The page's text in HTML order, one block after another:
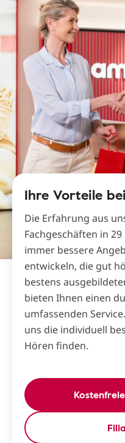
Ihre Vorteile
Die Erfahrung aus
Fachgeschäften in
immer bessere
entwickeln, die gut
bestens
bieten Ihnen einen
umfassenden
uns die individuell
Hören finden.